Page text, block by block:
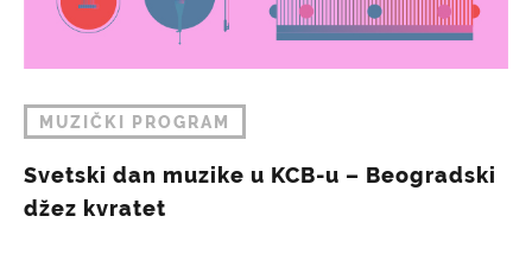
MUZIČKI PROGRAM
Svetski dan muzike u KCB-u – Beogradski
džez kvratet